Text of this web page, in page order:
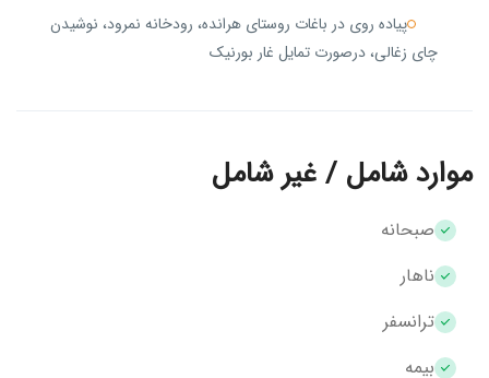
پیاده روی در باغات روستای هرانده، رودخانه نمرود، نوشیدن
چای زغالی، درصورت تمایل غار بورنیک
موارد شامل / غیر شامل
صبحانه
ناهار
ترانسفر
بیمه